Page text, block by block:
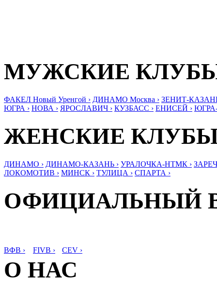
МУЖСКИЕ
ФАКЕЛ Новый Уренгой › ДИНАМО Москва › ЗЕНИТ-
ЮГРА › НОВА › ЯРОСЛАВИЧ › КУЗБАСС › ЕНИСЕЙ ›
ЖЕНСКИЕ
ДИНАМО › ДИНАМО-КАЗАНЬ › УРАЛОЧКА-НТМК ›
ЛОКОМОТИВ › МИНСК › ТУЛИЦА › СПАРТА ›
ОФИЦИАЛЬНЫЙ
ВФВ › FIVB › CEV ›
О НАС